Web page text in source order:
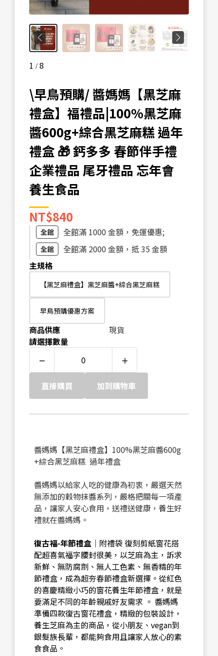
1 /8
\早鳥預購/ 醬媽媽【黑芝麻
禮盒】福禮品|100%黑芝麻
醬600g+綜合黑芝麻糕 過年
禮盒 🎁 鈣多多 春節伴手禮
企業禮品 尾牙禮品 忘年會
養生食品
NT$840
全館 全館滿 1000 金額，免運優惠;
全館
全館滿 2000 金額，抵 35 金額
主規格
【黑芝麻禮盒】黑芝麻醬+綜合黑芝麻糕
早鳥預購優惠方案
商品供應
現貨
請選擇數量
直接購買 加到購物車
醬媽媽【黑芝麻禮盒】100%黑芝麻醬600g
+綜合黑芝麻糕 過年禮盒
醬媽媽以給家人吃的健康為初衷，嚴選天然
無添加的穀物抹醬系列，嚴格把關每一項產
品，讓家人安心食用，送禮送健康，養生好
禮就在醬媽媽。
復古福-年節禮盒 ｜附禮袋 復刻剪紙窗花搭
配超喜氣福字腰封很美，以芝麻為主，訴求
新鮮、無防腐劑、無人工色素、無香精的年
節禮盒，成為超夯春節禮盒新選擇。從紅色
的喜慶精緻小巧的窗花養生年節禮盒，就是
要滿足不同的年齡親戚好友需求 。 醬媽媽
準備四款復古窗花禮盒，精緻的包裝設計，
養生芝麻為主的商品，從小朋友、vegan到
銀髮族長輩，都能夠食用且讓家人放心的素
食食品。